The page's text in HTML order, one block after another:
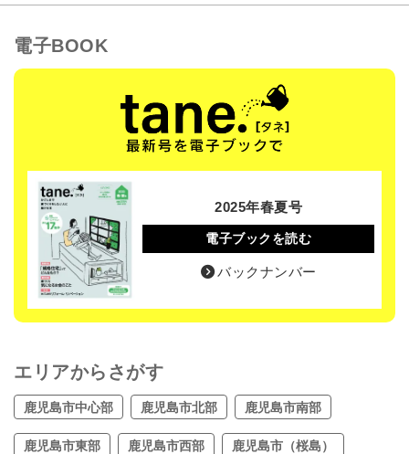
電子BOOK
2025年春夏号
電子ブックを読む
バックナンバー
エリアからさがす
鹿児島市中心部 鹿児島市北部 鹿児島市南部
鹿児島市東部 鹿児島市西部 鹿児島市（桜島）